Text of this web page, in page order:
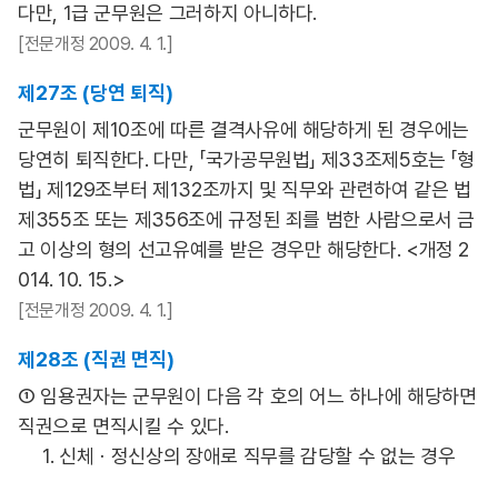
다만, 1급 군무원은 그러하지 아니하다.
[전문개정 2009. 4. 1.]
제27조 (당연 퇴직)
군무원이 제10조에 따른 결격사유에 해당하게 된 경우에는
당연히 퇴직한다. 다만, 「국가공무원법」 제33조제5호는 「형
법」 제129조부터 제132조까지 및 직무와 관련하여 같은 법
제355조 또는 제356조에 규정된 죄를 범한 사람으로서 금
고 이상의 형의 선고유예를 받은 경우만 해당한다. <개정 2
014. 10. 15.>
[전문개정 2009. 4. 1.]
제28조 (직권 면직)
① 임용권자는 군무원이 다음 각 호의 어느 하나에 해당하면
직권으로 면직시킬 수 있다.
1. 신체ㆍ정신상의 장애로 직무를 감당할 수 없는 경우